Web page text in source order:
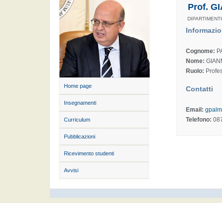
Home page
Insegnamenti
Curriculum
Pubblicazioni
Ricevimento studenti
Avvisi
Prof.
Cognome:
Nome:
Ruolo:
Contatti
Email:
Telefono: